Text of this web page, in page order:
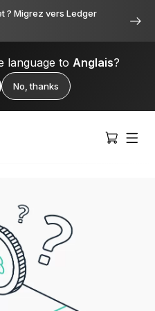
? Migrez vers Ledger
language to Anglais?
No, thanks
ses facettes